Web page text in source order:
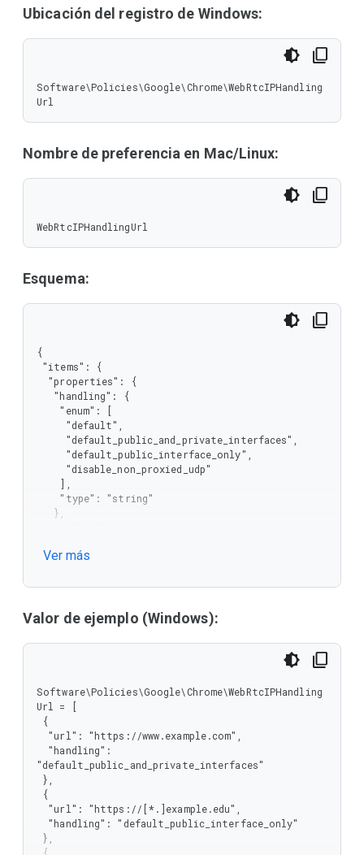
Ubicación del registro de Windows:
Software\Policies\Google\Chrome\WebRtcIPHandling
Url
Nombre de preferencia en Mac/Linux:
WebRtcIPHandlingUrl
Esquema:
{
   }
  "type": "object"
"type": "array"
Ver más
Valor de ejemplo (Windows):
Software\Policies\Google\Chrome\WebRtcIPHandling
Url = [
"default_public_and_private_interfaces"